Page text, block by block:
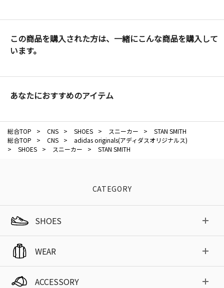
この商品を購入された方は、一緒にこんな商品を購入して
います。
あなたにおすすめのアイテム
総合TOP > CNS > SHOES > スニーカー >
STAN SMITH
総合TOP
> CNS >
adidas originals(アディダスオリジナルス)
>
SHOES > スニーカー > STAN SMITH
CATEGORY
SHOES
WEAR
ACCESSORY